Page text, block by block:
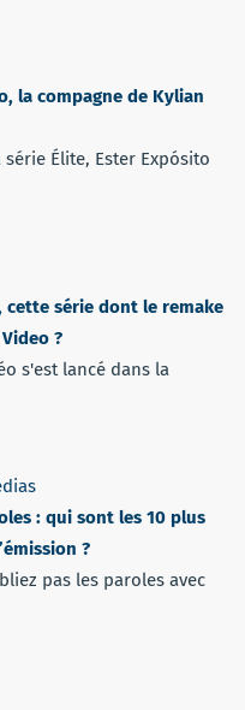
la compagne de Kylian
Élite, Ester Expósito
cette série dont le remake
?
s'est lancé dans la
: qui sont les 10 plus
?
pas les paroles avec